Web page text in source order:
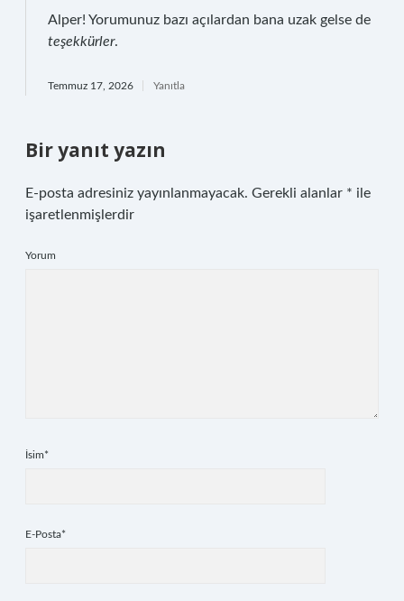
Alper! Yorumunuz bazı açılardan bana uzak gelse de
teşekkürler.
Temmuz 17, 2026 Yanıtla
Bir yanıt yazın
E-posta adresiniz yayınlanmayacak. Gerekli alanlar * ile
işaretlenmişlerdir
Yorum
İsim*
E-Posta*